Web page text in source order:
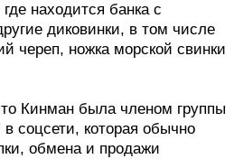
находится банка с
диковинки, в том числе
череп, ножка морской свинки
Кинман была членом группы
в соцсети, которая обычно
обмена и продажи